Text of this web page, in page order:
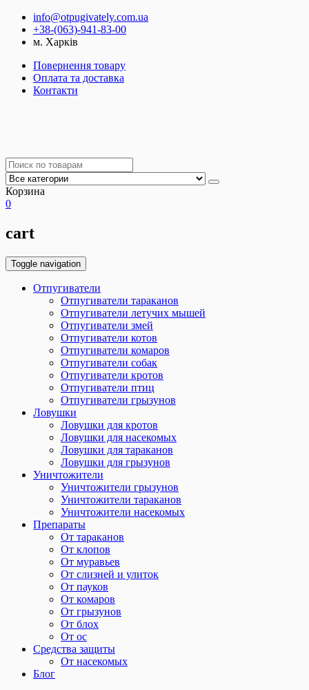
info@otpugivately.com.ua
+38-(063)-941-83-00
м. Харків
Повернення товару
Оплата та доставка
Контакти
Корзина
0
cart
Toggle navigation
Отпугиватели
Отпугиватели тараканов
Отпугиватели летучих мышей
Отпугиватели змей
Отпугиватели котов
Отпугиватели комаров
Отпугиватели собак
Отпугиватели кротов
Отпугиватели птиц
Отпугиватели грызунов
Ловушки
Ловушки для кротов
Ловушки для насекомых
Ловушки для тараканов
Ловушки для грызунов
Уничтожители
Уничтожители грызунов
Уничтожители тараканов
Уничтожители насекомых
Препараты
От тараканов
От клопов
От муравьев
От слизней и улиток
От пауков
От комаров
От грызунов
От блох
От ос
Средства защиты
От насекомых
Блог